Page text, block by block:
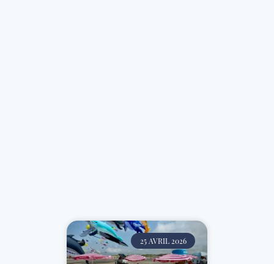
25 AVRIL 2026